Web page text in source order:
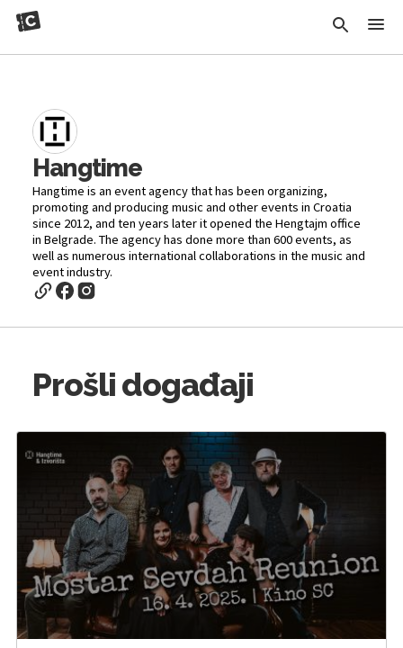
Hangtime
Hangtime is an event agency that has been organizing,
promoting and producing music and other events in Croatia
since 2012, and ten years later it opened the Hengtajm office
in Belgrade. The agency has done more than 600 events, as
well as numerous international collaborations in the music and
event industry.
Prošli događaji